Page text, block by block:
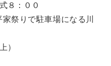
８：００
祭りで駐車場になる川
）